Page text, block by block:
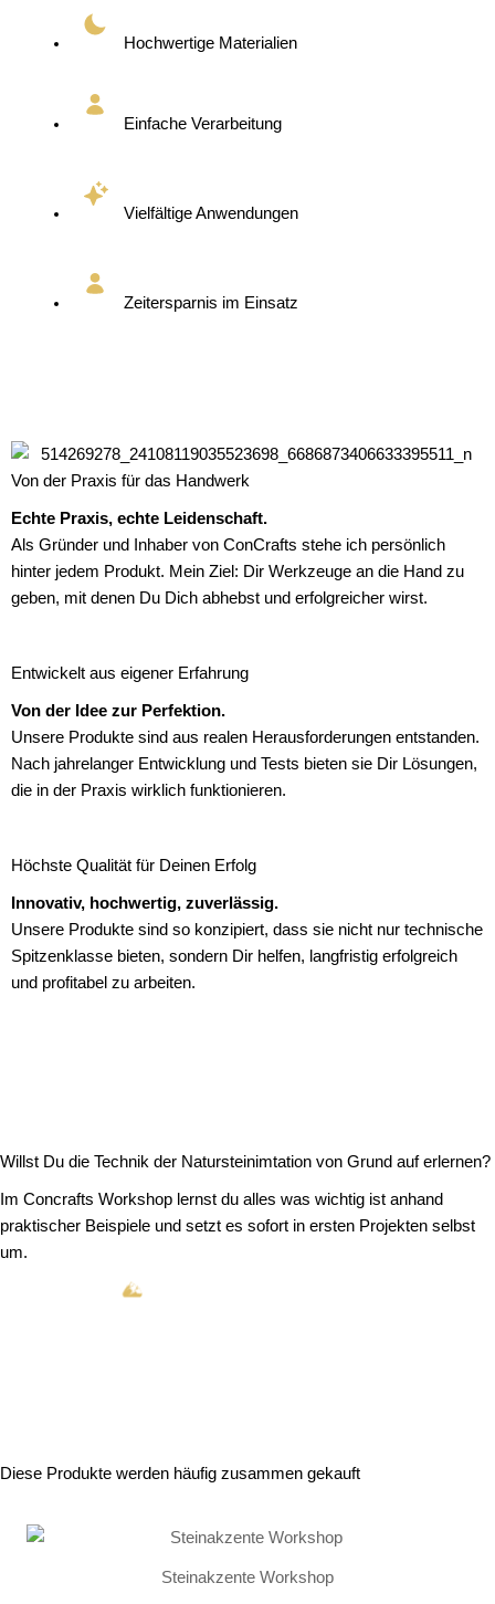
Hochwertige Materialien
Einfache Verarbeitung
Vielfältige Anwendungen
Zeitersparnis im Einsatz
Von der Praxis für das Handwerk
Echte Praxis, echte Leidenschaft.
Als Gründer und Inhaber von ConCrafts stehe ich persönlich
hinter jedem Produkt. Mein Ziel: Dir Werkzeuge an die Hand zu
geben, mit denen Du Dich abhebst und erfolgreicher wirst.
Entwickelt aus eigener Erfahrung
Von der Idee zur Perfektion.
Unsere Produkte sind aus realen Herausforderungen entstanden.
Nach jahrelanger Entwicklung und Tests bieten sie Dir Lösungen,
die in der Praxis wirklich funktionieren.
Höchste Qualität für Deinen Erfolg
Innovativ, hochwertig, zuverlässig.
Unsere Produkte sind so konzipiert, dass sie nicht nur technische
Spitzenklasse bieten, sondern Dir helfen, langfristig erfolgreich
und profitabel zu arbeiten.
Willst Du die Technik der Natursteinimtation von Grund auf erlernen?
Im Concrafts Workshop lernst du alles was wichtig ist anhand
praktischer Beispiele und setzt es sofort in ersten Projekten selbst
um.
Diese Produkte werden häufig zusammen gekauft
Steinakzente Workshop